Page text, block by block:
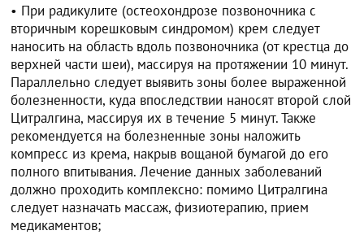
• При радикулите (остеохондрозе позвоночника с
вторичным корешковым синдромом) крем следует
наносить на область вдоль позвоночника (от крестца до
верхней части шеи), массируя на протяжении 10 минут.
Параллельно следует выявить зоны более выраженной
болезненности, куда впоследствии наносят второй слой
Цитралгина, массируя их в течение 5 минут. Также
рекомендуется на болезненные зоны наложить
компресс из крема, накрыв вощаной бумагой до его
полного впитывания. Лечение данных заболеваний
должно проходить комплексно: помимо Цитралгина
следует назначать массаж, физиотерапию, прием
медикаментов;